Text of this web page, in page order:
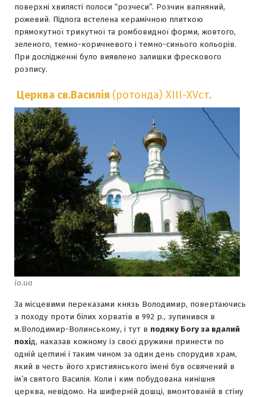
поверхнi хвилястi полоси “розчеси”. Розчин вапняний,
рожевий. Пiдлога встелена керамiчною плиткою
прямокутної трикутної та ромбовидної форми, жовтого,
зеленого, темно-коричневого i темно-синього кольорiв.
При дослiдженнi було виявлено залишки фрескового
розпису.
Церква св.Василiя (ротонда) ХІІІ-ХVст.
io.ua
За мiсцевими переказами князь Володимир, повертаючись
з походу проти бiлих хорватiв в 992 р., зупинився в
м.Володимир-Волинському, i тут в подяку Богу за вдалий
похiд, наказав кожному iз своєї дружини принести по
однiй цеглинi i таким чином за один день спорудив храм,
який в честь його християнського iменi був освячений в
iм’я святого Василiя. Коли i ким побудована нинiшня
церква, невiдомо. На шифернiй дошцi, вмонтованiй в стiну